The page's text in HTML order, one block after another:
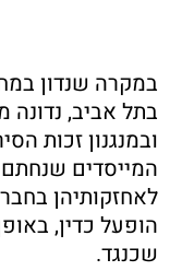
במקרה שנדון
ובמנגנון זכות
המייסדים
לאחזקותיהן
הופעל כדין,
שכנגד.